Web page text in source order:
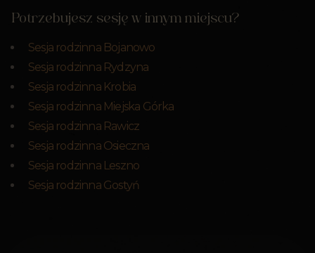
Potrzebujesz sesję w innym miejscu?
Sesja rodzinna Bojanowo
Sesja rodzinna Rydzyna
Sesja rodzinna Krobia
Sesja rodzinna Miejska Górka
Sesja rodzinna Rawicz
Sesja rodzinna Osieczna
Sesja rodzinna Leszno
Sesja rodzinna Gostyń